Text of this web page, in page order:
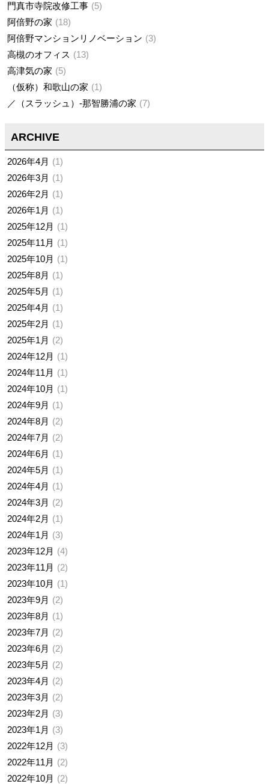
門真市寺院改修工事
5
阿倍野の家
18
阿倍野マンションリノベーション
3
高槻のオフィス
13
高津気の家
5
（仮称）和歌山の家
1
／（スラッシュ）-那智勝浦の家
7
ARCHIVE
2026年4月
1
2026年3月
1
2026年2月
1
2026年1月
1
2025年12月
1
2025年11月
1
2025年10月
1
2025年8月
1
2025年5月
1
2025年4月
1
2025年2月
1
2025年1月
2
2024年12月
1
2024年11月
1
2024年10月
1
2024年9月
1
2024年8月
2
2024年7月
2
2024年6月
1
2024年5月
1
2024年4月
1
2024年3月
2
2024年2月
1
2024年1月
3
2023年12月
4
2023年11月
2
2023年10月
1
2023年9月
2
2023年8月
1
2023年7月
2
2023年6月
2
2023年5月
2
2023年4月
2
2023年3月
2
2023年2月
3
2023年1月
3
2022年12月
3
2022年11月
2
2022年10月
2